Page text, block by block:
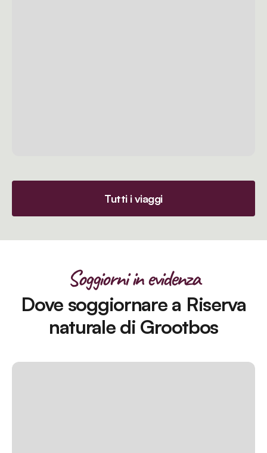
Tutti i viaggi
Soggiorni in evidenza
Dove soggiornare a Riserva
naturale di Grootbos